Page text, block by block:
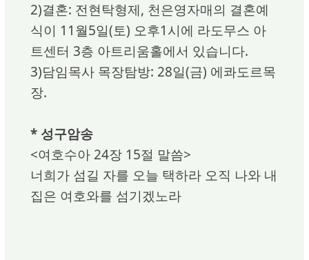
2)결혼: 전현탁형제, 천은영자매의 결혼예
식이 11월5일(토) 오후1시에 라도무스 아
트센터 3층 아트리움홀에서 있습니다.
3)담임목사 목장탐방: 28일(금) 에콰도르목
장.
* 성구암송
<여호수아 24장 15절 말씀>
너희가 섬길 자를 오늘 택하라 오직 나와 내
집은 여호와를 섬기겠노라